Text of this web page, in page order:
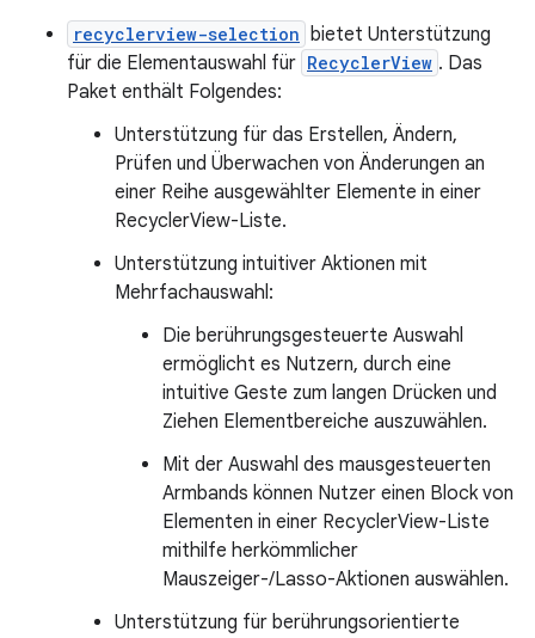
recyclerview-selection bietet Unterstützung
für die Elementauswahl für RecyclerView . Das
Paket enthält Folgendes:
Unterstützung für das Erstellen, Ändern,
Prüfen und Überwachen von Änderungen an
einer Reihe ausgewählter Elemente in einer
RecyclerView-Liste.
Unterstützung intuitiver Aktionen mit
Mehrfachauswahl:
Die berührungsgesteuerte Auswahl
ermöglicht es Nutzern, durch eine
intuitive Geste zum langen Drücken und
Ziehen Elementbereiche auszuwählen.
Mit der Auswahl des mausgesteuerten
Armbands können Nutzer einen Block von
Elementen in einer RecyclerView-Liste
mithilfe herkömmlicher
Mauszeiger-/Lasso-Aktionen auswählen.
Unterstützung für berührungsorientierte